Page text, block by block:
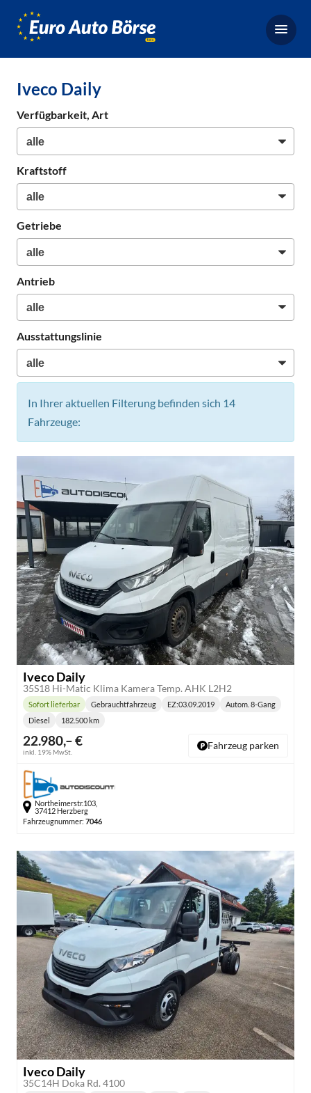
Börse,
Neuwagen
Iveco Daily
Verfügbarkeit, Art
Kraftstoff
Getriebe
Antrieb
Ausstattungslinie
In Ihrer aktuellen Filterung befinden sich 14
Fahrzeuge:
Iveco Daily
35S18 Hi-Matic Klima Kamera Temp. AHK L2H2
22.980,– €
inkl. 19% MwSt.
Lieferzeit:
Sofort lieferbar Gebrauchtfahrzeug EZ:03.09.2019
Getriebe:
Autom. 8-Gang
Kraftstoff:
Diesel
Kilometerstand:
182.500 km
Fahrzeug parken
Northeimerstr.103,
37412 Herzberg
Fahrzeugnummer: 7046
Iveco Daily
35C14H Doka Rd. 4100